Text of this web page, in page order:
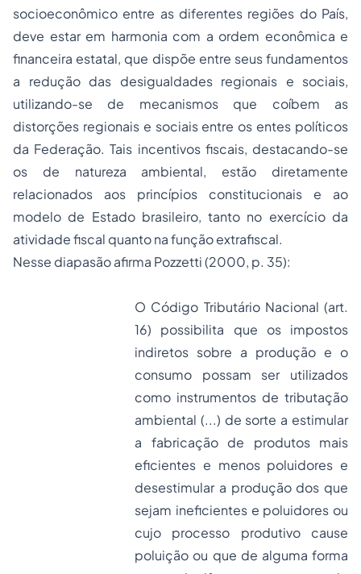
socioeconômico entre as diferentes regiões do País,
deve estar em harmonia com a ordem econômica e
financeira estatal, que dispõe entre seus fundamentos
a redução das desigualdades regionais e sociais,
utilizando-se de mecanismos que coíbem as
distorções regionais e sociais entre os entes políticos
da Federação. Tais incentivos fiscais, destacando-se
os de natureza ambiental, estão diretamente
relacionados aos princípios constitucionais e ao
modelo de Estado brasileiro, tanto no exercício da
atividade fiscal quanto na função extrafiscal.
Nesse diapasão afirma Pozzetti (2000, p. 35):
O Código Tributário Nacional (art.
16) possibilita que os impostos
indiretos sobre a produção e o
consumo possam ser utilizados
como instrumentos de tributação
ambiental (...) de sorte a estimular
a fabricação de produtos mais
eficientes e menos poluidores e
desestimular a produção dos que
sejam ineficientes e poluidores ou
cujo processo produtivo cause
poluição ou que de alguma forma